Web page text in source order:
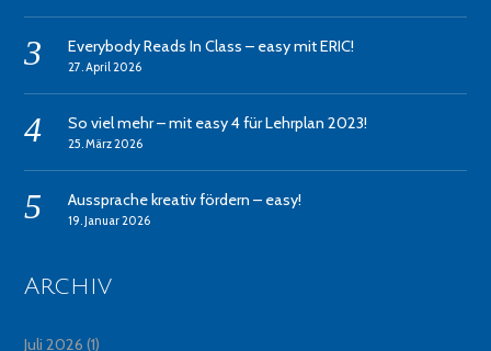
Everybody Reads In Class – easy mit ERIC!
27. April 2026
So viel mehr – mit easy 4 für Lehrplan 2023!
25. März 2026
Aussprache kreativ fördern – easy!
19. Januar 2026
Archiv
Juli 2026 (1)